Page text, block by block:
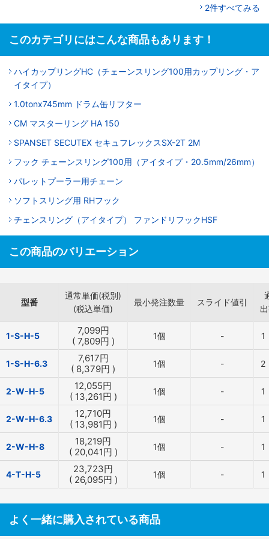
2件すべてみる
このカテゴリにはこんな商品もあります！
ハイカップリングHC（チェーンスリング100用カップリング・ア
イタイプ）
1.0tonx745mm ドラム缶リフター
CM マスターリング HA 150
SPANSET SECUTEX セキュフレックスSX-2T 2M
フック チェーンスリング100用（アイタイプ・20.5mm/26mm）
パレットプーラー用チェーン
ソフトスリング用 RHフック
チェンスリング（アイタイプ） ファンドリフックHSF
この商品のバリエーション
型番
通常単価(税別)
(税込単価)
最小発注数量 スライド値引
1-S-H-5 7,099円
( 7,809円 ) 1個 - 1
1-S-H-6.3 7,617円
( 8,379円 ) 1個 - 2
2-W-H-5 12,055円
( 13,261円 ) 1個 - 1
2-W-H-6.3 12,710円
( 13,981円 ) 1個 - 1
2-W-H-8 18,219円
( 20,041円 ) 1個 - 1
4-T-H-5 23,723円
( 26,095円 ) 1個 - 1
よく一緒に購入されている商品